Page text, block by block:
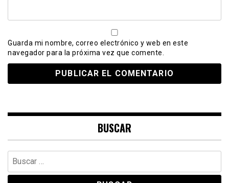
Guarda mi nombre, correo electrónico y web en este
navegador para la próxima vez que comente.
BUSCAR
Buscar: